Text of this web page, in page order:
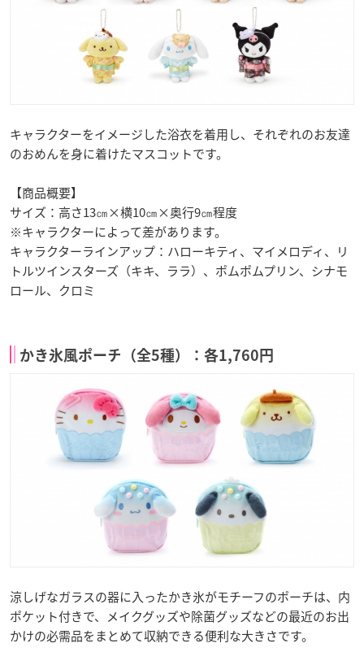
キャラクターをイメージした浴衣を着用し、それぞれのお友達
のおめんを身に着けたマスコットです。
【商品概要】
サイズ：高さ13㎝×横10㎝×奥行9㎝程度
※キャラクターによって差があります。
キャラクターラインアップ：ハローキティ、マイメロディ、リ
トルツインスターズ（キキ、ララ）、ポムポムプリン、シナモ
ロール、クロミ
かき氷風ポーチ（全5種）：各1,760円
涼しげなガラスの器に入ったかき氷がモチーフのポーチは、内
ポケット付きで、メイクグッズや除菌グッズなどの最近のお出
かけの必需品をまとめて収納できる便利な大きさです。